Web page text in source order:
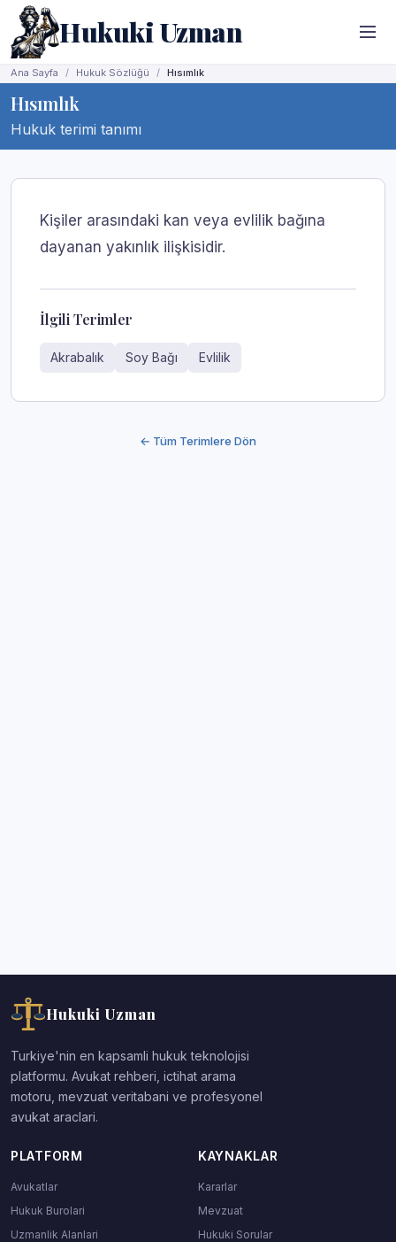
Hukuki Uzman
Ana Sayfa Hukuk Sözlüğü Hısımlık
Hısımlık
Hukuk terimi tanımı
Kişiler arasındaki kan veya evlilik bağına
dayanan yakınlık ilişkisidir.
İlgili Terimler
Akrabalık Soy Bağı Evlilik
← Tüm Terimlere Dön
Hukuki Uzman
Turkiye'nin en kapsamli hukuk teknolojisi
platformu. Avukat rehberi, ictihat arama
motoru, mevzuat veritabani ve profesyonel
avukat araclari.
PLATFORM
Avukatlar
Hukuk Burolari
Uzmanlik Alanlari
KAYNAKLAR
Kararlar
Mevzuat
Hukuki Sorular